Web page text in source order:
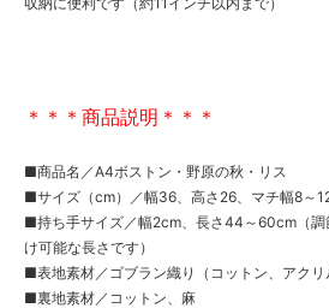
＊＊＊商品説明＊＊＊
■商品名／A4ボストン・野原の秋・リス
■サイズ（cm）／幅36、高さ26、マチ幅8～
■持ち手サイズ／幅2cm、長さ44～60cm（調
け可能な長さです）
■表地素材／ゴブラン織り（コットン、アクリ
■裏地素材／コットン、麻